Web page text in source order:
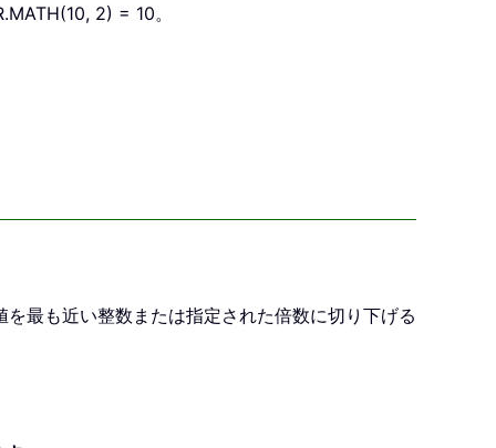
2) = 10。
最も近い整数または指定された倍数に切り下げる